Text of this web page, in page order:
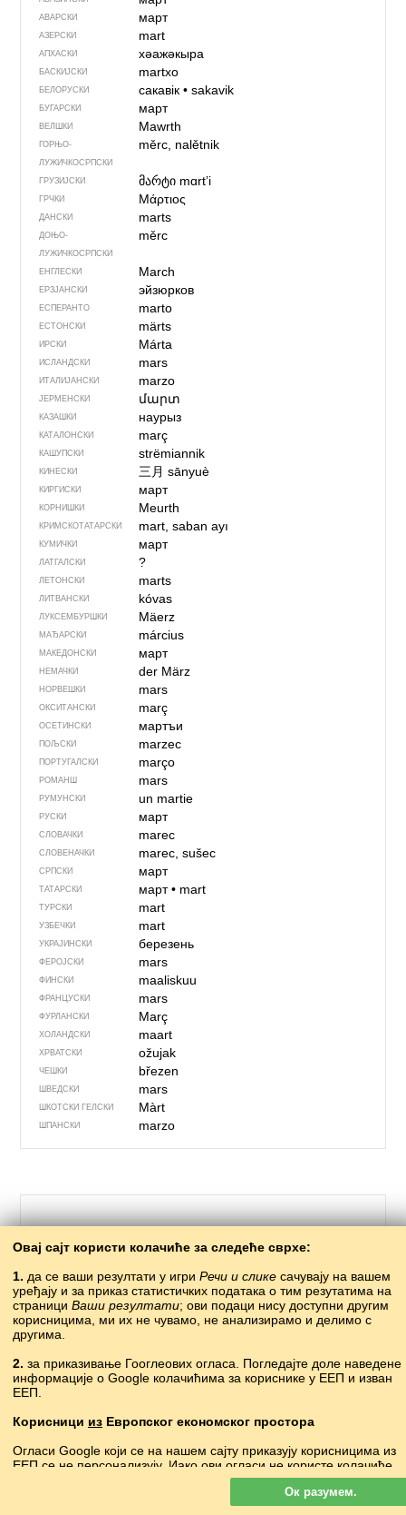
АВАРСКИ март
АЗЕРСКИ mart
АПХАСКИ хәажәкыра
БАСКИЈСКИ martxo
БЕЛОРУСКИ сакавік• sakavik
БУГАРСКИ март
ВЕЛШКИ Mawrth
ГОРЊО­
ЛУЖИЧКОСРПСКИ
měrc, nalětnik
ГРУЗИЈСКИ მარტი mɑrtʼi
ГРЧКИ Μάρτιος
ДАНСКИ marts
ДОЊО­
ЛУЖИЧКОСРПСКИ
měrc
ЕНГЛЕСКИ March
ЕРЗЈАНСКИ эйзюрков
ЕСПЕРАНТО marto
ЕСТОНСКИ märts
ИРСКИ Márta
ИСЛАНДСКИ mars
ИТАЛИЈАНСКИ marzo
ЈЕРМЕНСКИ մարտ
КАЗАШКИ наурыз
КАТАЛОНСКИ març
КАШУПСКИ strëmiannik
КИНЕСКИ 三月sānyuè
КИРГИСКИ март
КОРНИШКИ Meurth
КРИМСКОТАТАРСКИ mart, saban ayı
КУМИЧКИ март
ЛАТГАЛСКИ ?
ЛЕТОНСКИ marts
ЛИТВАНСКИ kóvas
ЛУКСЕМБУРШКИ Mäerz
МАЂАРСКИ március
МАКЕДОНСКИ март
НЕМАЧКИ der März
НОРВЕШКИ mars
ОКСИТАНСКИ març
ОСЕТИНСКИ мартъи
ПОЉСКИ marzec
ПОРТУГАЛСКИ março
РОМАНШ mars
РУМУНСКИ un martie
РУСКИ март
СЛОВАЧКИ marec
СЛОВЕНАЧКИ marec, sušec
СРПСКИ март
ТАТАРСКИ март• mart
ТУРСКИ mart
УЗБЕЧКИ mart
УКРАЈИНСКИ березень
ФЕРОЈСКИ mars
ФИНСКИ maaliskuu
ФРАНЦУСКИ mars
ФУРЛАНСКИ Març
ХОЛАНДСКИ maart
ХРВАТСКИ ožujak
ЧЕШКИ březen
ШВЕДСКИ mars
ШКОТСКИ ГЕЛСКИ Màrt
ШПАНСКИ marzo
334 – мајка
АБАЗИНСКИ аны
АВАРСКИ
АПХАСКИ
БАСКИЈСКИ ama
БЕЛОРУСКИ маці, мама
Овај сајт користи колачиће за следеће сврхе:
1. да се ваши резултати у игри Речи и слике сачувају на вашем
уређају и за приказ статистичких података о тим резутатима на
страници Ваши резултати; ови подаци нису доступни другим
корисницима, ми их не чувамо, не анализирамо и делимо с
другима.
2. за приказивање Гооглеових огласа. Погледајте доле наведене
информације о Google колачићима за кориснике у ЕЕП и изван
ЕЕП.
Корисници из Европског економског простора
Огласи Google који се на нашем сајту приказују корисницима из
ЕЕП се не персонализују. Иако ови огласи не користе колачиће
за персонализацију огласа, користе их за омогућавање
ограничавања учесталости, збирно извештавање о огласима и
борбу против преваре и злоупотребе.
Ок разумем.